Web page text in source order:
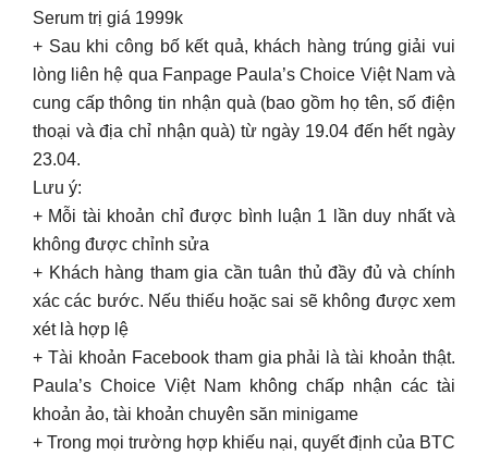
Serum trị giá 1999k
+ Sau khi công bố kết quả, khách hàng trúng giải vui
lòng liên hệ qua Fanpage Paula’s Choice Việt Nam và
cung cấp thông tin nhận quà (bao gồm họ tên, số điện
thoại và địa chỉ nhận quà) từ ngày 19.04 đến hết ngày
23.04.
Lưu ý:
+ Mỗi tài khoản chỉ được bình luận 1 lần duy nhất và
không được chỉnh sửa
+ Khách hàng tham gia cần tuân thủ đầy đủ và chính
xác các bước. Nếu thiếu hoặc sai sẽ không được xem
xét là hợp lệ
+ Tài khoản Facebook tham gia phải là tài khoản thật.
Paula’s Choice Việt Nam không chấp nhận các tài
khoản ảo, tài khoản chuyên săn minigame
+ Trong mọi trường hợp khiếu nại, quyết định của BTC